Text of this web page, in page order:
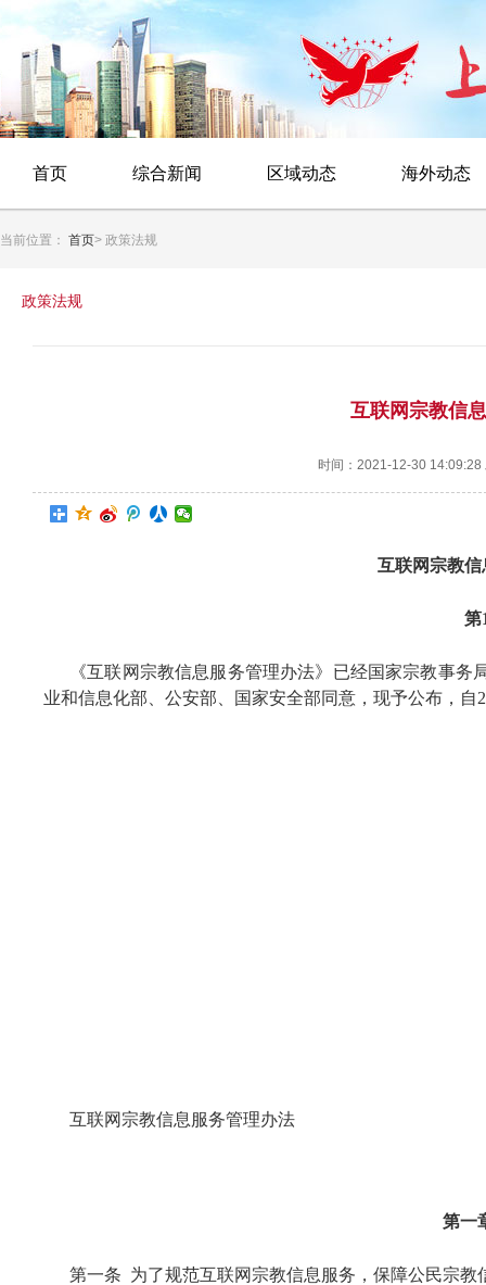
首页 综合新闻 区域动态 海外动态
当前位置： 首页> 政策法规
政策法规
互联网宗教信
时间：2021-12-30
互联网宗教
第
《互联网宗教信息服务管理办法》已经国家宗教事
业和信息化部、公安部、国家安全部同意，现予公布，自
互联网宗教信息服务管理办法
第一
第一条 为了规范互联网宗教信息服务，保障公民宗